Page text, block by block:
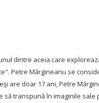
dintre aceia care
Petre Mărgineanu se
are doar 17 ani, Petre
să transpună în imaginile